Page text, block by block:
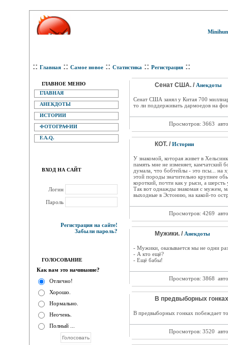
:: Главная :: Самое новое :: Статистика :: Регистрация ::
ГЛАВНОЕ МЕНЮ
ГЛАВНАЯ
АНЕКДОТЫ
ИСТОРИИ
ФОТОГРАФИИ
F.A.Q.
ВХОД НА САЙТ
Логин
Пароль
Регистрация на сайте!
Забыли пароль?
ГОЛОСОВАНИЕ
Как вам это начинание?
Отлично!
Хорошо.
Нормально.
Неочень.
Полный ...
Сенат США. / Анекдоты
Сенат США занял у Китая 700
то ли поддерживать дармоедов на
Просмотров: 3663
КОТ. / Истории
У знакомой, которая живет в
память мне не изменяет, камчатский
думала, что бобтейлы - это псы... на
этой породы значительно крупнее
короткий, почти как у рыси, а шерсть
Так вот однажды знакомая с мужем,
выходные в Эстонию, на какой-то
Просмотров: 4269
Мужики. / Анекдоты
- Мужики, оказывается мы не одни
- А кто ещё?
- Ещё бабы!
Просмотров: 3868
В предвыборных
В предвыборных гонках побеждает
Просмотров: 3520